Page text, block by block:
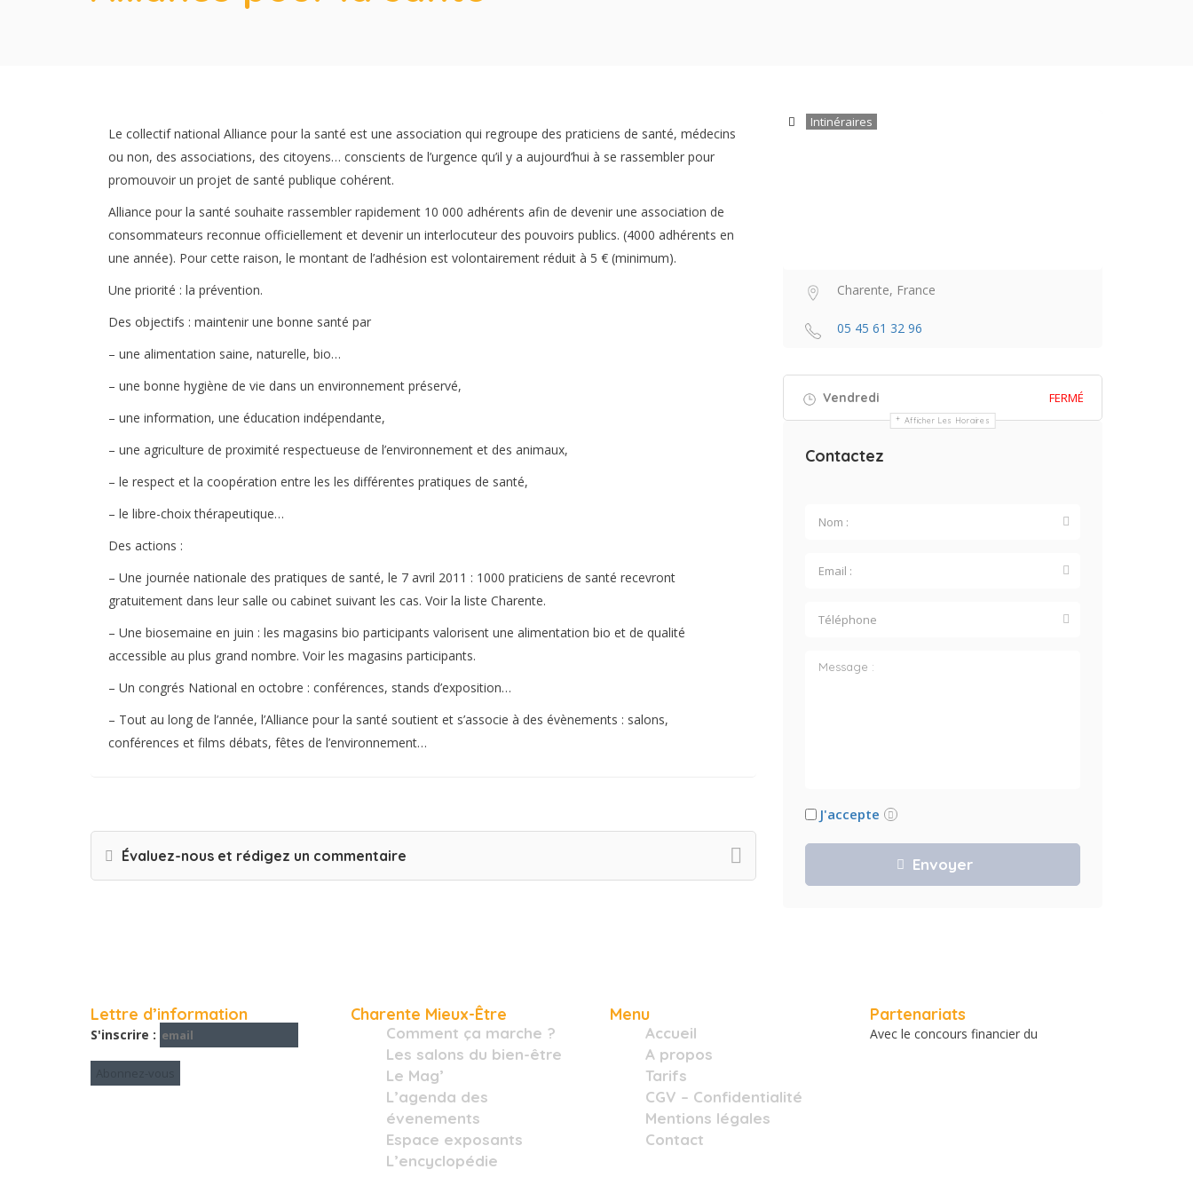
Le collectif national Alliance pour la santé est une association qui regroupe des praticiens de santé, médecins
ou non, des associations, des citoyens… conscients de l’urgence qu’il y a aujourd’hui à se rassembler pour
promouvoir un projet de santé publique cohérent.
Alliance pour la santé souhaite rassembler rapidement 10 000 adhérents afin de devenir une association de
consommateurs reconnue officiellement et devenir un interlocuteur des pouvoirs publics. (4000 adhérents en
une année). Pour cette raison, le montant de l’adhésion est volontairement réduit à 5 € (minimum).
Une priorité : la prévention.
Des objectifs : maintenir une bonne santé par
– une alimentation saine, naturelle, bio…
– une bonne hygiène de vie dans un environnement préservé,
– une information, une éducation indépendante,
– une agriculture de proximité respectueuse de l’environnement et des animaux,
– le respect et la coopération entre les les différentes pratiques de santé,
– le libre-choix thérapeutique…
Des actions :
– Une journée nationale des pratiques de santé, le 7 avril 2011 : 1000 praticiens de santé recevront
gratuitement dans leur salle ou cabinet suivant les cas. Voir la liste Charente.
– Une biosemaine en juin : les magasins bio participants valorisent une alimentation bio et de qualité
accessible au plus grand nombre. Voir les magasins participants.
– Un congrés National en octobre : conférences, stands d’exposition…
– Tout au long de l’année, l’Alliance pour la santé soutient et s’associe à des évènements : salons,
conférences et films débats, fêtes de l’environnement…
Évaluez-nous et rédigez un commentaire
Intinéraires
Charente, France
05 45 61 32 96
Vendredi FERMÉ
Afficher Les Horaires
Contactez
J'accepte
Lettre d’information
S'inscrire :
Charente Mieux-Être
Comment ça marche ?
Les salons du bien-être
Le Mag’
L’agenda des
évenements
Espace exposants
L’encyclopédie
Menu
Accueil
A propos
Tarifs
CGV – Confidentialité
Mentions légales
Contact
Partenariats
Avec le concours financier du